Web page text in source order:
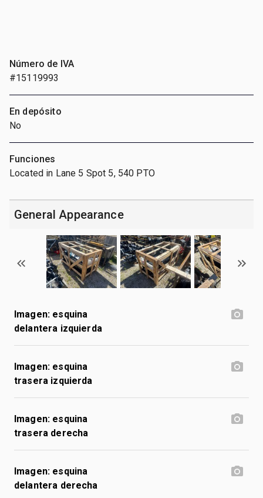
Número de IVA
#15119993
En depósito
No
Funciones
Located in Lane 5 Spot 5, 540 PTO
General Appearance
Imagen: esquina
delantera izquierda
Imagen: esquina
trasera izquierda
Imagen: esquina
trasera derecha
Imagen: esquina
delantera derecha